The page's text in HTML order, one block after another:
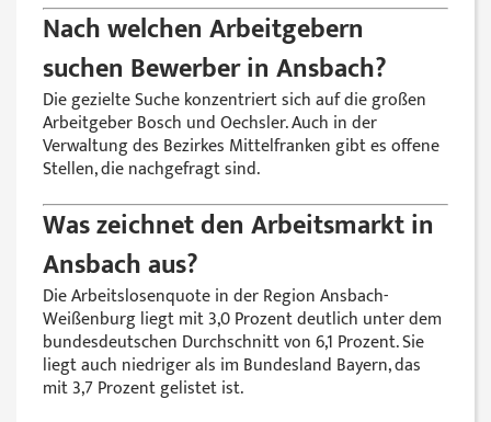
Nach welchen Arbeitgebern
suchen Bewerber in Ansbach?
Die gezielte Suche konzentriert sich auf die großen
Arbeitgeber Bosch und Oechsler. Auch in der
Verwaltung des Bezirkes Mittelfranken gibt es offene
Stellen, die nachgefragt sind.
Was zeichnet den Arbeitsmarkt in
Ansbach aus?
Die Arbeitslosenquote in der Region Ansbach-
Weißenburg liegt mit 3,0 Prozent deutlich unter dem
bundesdeutschen Durchschnitt von 6,1 Prozent. Sie
liegt auch niedriger als im Bundesland Bayern, das
mit 3,7 Prozent gelistet ist.